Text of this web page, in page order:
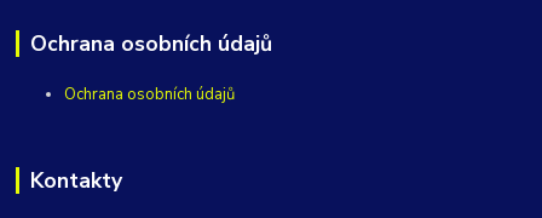
Ochrana osobních údajů
Ochrana osobních údajů
Kontakty